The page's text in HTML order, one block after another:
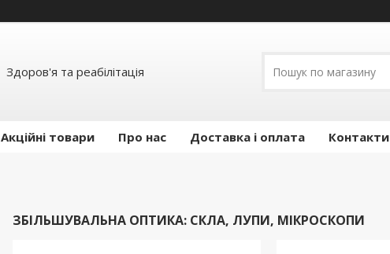
Здоров'я та реабілітація
Акційні товари Про нас Доставка і оплата Контакти
ЗБІЛЬШУВАЛЬНА ОПТИКА: СКЛА, ЛУПИ, МІКРОСКОПИ